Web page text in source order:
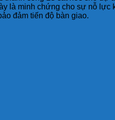
là minh chứng cho sự nỗ
đảm tiến độ bàn giao.